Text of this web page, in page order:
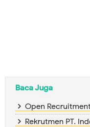
Baca Juga
Open
Rekrutmen PT.